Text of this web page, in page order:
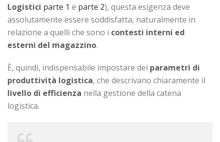
Logistici parte 1 e parte 2), questa esigenza deve
assolutamente essere soddisfatta, naturalmente in
relazione a quelli che sono i contesti interni ed
esterni del magazzino.
È, quindi, indispensabile impostare dei parametri di
produttività logistica, che descrivano chiaramente il
livello di efficienza nella gestione della catena
logistica.